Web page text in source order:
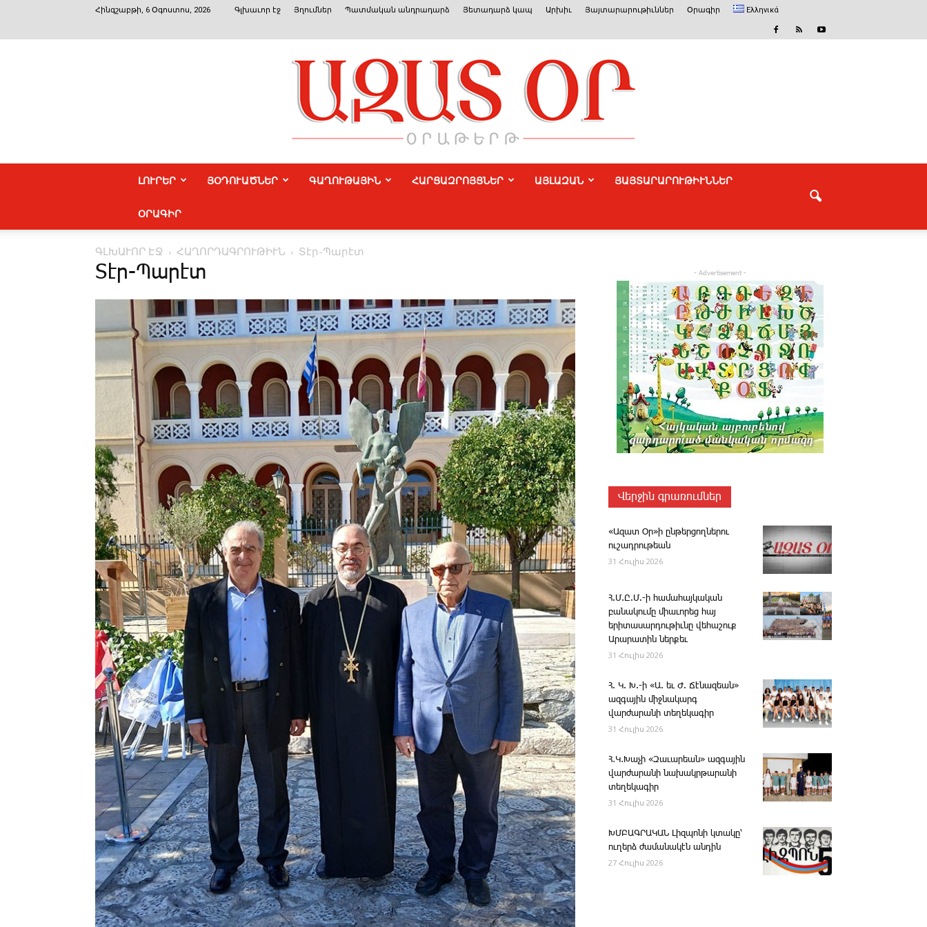
Հինգշաբթի, 6 Օգոստոս, 2026 Գլխաւոր էջ Յղումներ Պատմական անդրադարձ Յետադարձ կապ Արխիւ Յայտարարութիւններ Օրագիր Ελληνικά
Or
ԼՈՒՐԵՐ ՅՕԴՈՒԱԾՆԵՐ ԳԱՂՈՒԹԱՅԻՆ ՀԱՐՑԱԶՐՈՅՑՆԵՐ ԱՅԼԱԶԱՆ ՅԱՅՏԱՐԱՐՈՒԹԻՒՆՆԵՐ
ՕՐԱԳԻՐ
ԳԼԽԱՒՈՐ ԷՋ ՀԱՂՈՐԴԱԳՐՈՒԹԻՒՆ Տէր-Պարէտ
Տէր-Պարէտ - Advertisement -
Վերջին գրառումներ
«Ազատ Օր»ի ընթերցողներու
ուշադրութեան
31 Հուլիս 2026
Հ.Մ.Ը.Մ.-ի համահայկական
բանակումը միաւորեց հայ
երիտասարդութիւնը վեհաշուք
Արարատին ներքեւ
31 Հուլիս 2026
Հ. Կ. Խ.-ի «Ա. եւ Ժ. ­Ճէնազեան»
ազգային միջնակարգ
վարժարանի տեղեկագիր
31 Հուլիս 2026
Հ․Կ․Խաչի «Զաւարեան» ազգային
վարժարանի նախակրթարանի
տեղեկագիր
31 Հուլիս 2026
ԽՄԲԱԳՐԱԿԱՆ ­Լիզպոնի կտակը՝
ուղերձ ժամանակէն անդին
27 Հուլիս 2026